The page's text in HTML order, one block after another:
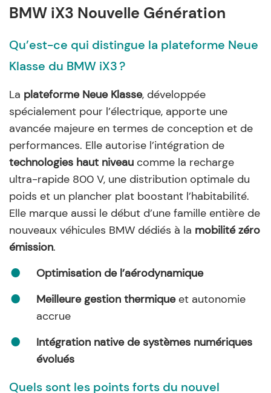
BMW iX3 Nouvelle Génération
Qu’est-ce qui distingue la plateforme Neue
Klasse du BMW iX3 ?
La plateforme Neue Klasse, développée
spécialement pour l’électrique, apporte une
avancée majeure en termes de conception et de
performances. Elle autorise l’intégration de
technologies haut niveau comme la recharge
ultra-rapide 800 V, une distribution optimale du
poids et un plancher plat boostant l’habitabilité.
Elle marque aussi le début d’une famille entière de
nouveaux véhicules BMW dédiés à la mobilité zéro
émission.
Optimisation de l’aérodynamique
Meilleure gestion thermiqueet autonomie
accrue
Intégration native de systèmes numériques
évolués
Quels sont les points forts du nouvel